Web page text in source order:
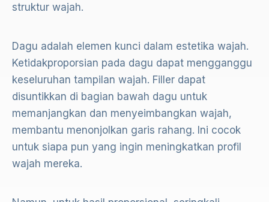
struktur wajah.
Dagu adalah elemen kunci dalam estetika wajah.
Ketidakproporsian pada dagu dapat mengganggu
keseluruhan tampilan wajah. Filler dapat
disuntikkan di bagian bawah dagu untuk
memanjangkan dan menyeimbangkan wajah,
membantu menonjolkan garis rahang. Ini cocok
untuk siapa pun yang ingin meningkatkan profil
wajah mereka.